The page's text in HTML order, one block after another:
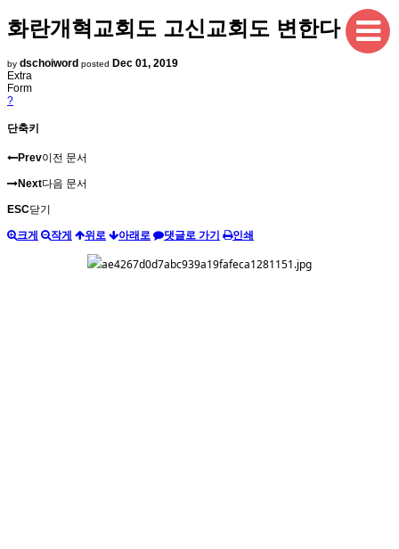
화란개혁교회도 고신교회도 변한다
by dschoiword posted Dec 01, 2019
Extra
Form
?
단축키
Prev이전 문서
Next다음 문서
ESC닫기
크게 작게 위로 아래로 댓글로 가기 인쇄